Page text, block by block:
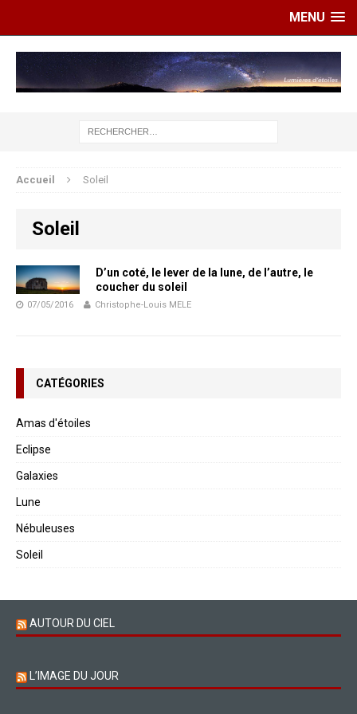
MENU
Accueil Soleil
Soleil
D’un coté, le lever de la lune, de l’autre, le
coucher du soleil
07/05/2016 Christophe-Louis MELE
CATÉGORIES
Amas d'étoiles
Eclipse
Galaxies
Lune
Nébuleuses
Soleil
AUTOUR DU CIEL
L’IMAGE DU JOUR